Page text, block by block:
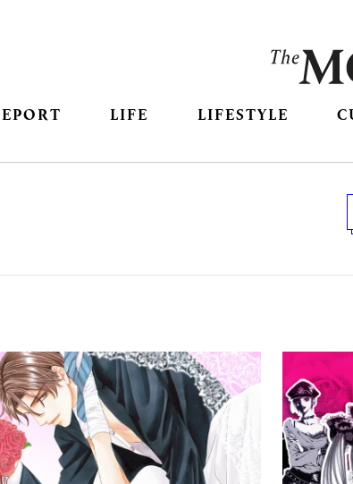
LIFE LIFESTYLE